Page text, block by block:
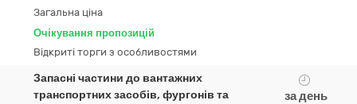
Загальна ціна
Очікування пропозицій
Відкриті торги з особливостями
Запасні частини до вантажних
транспортних засобів, фургонів та
за день